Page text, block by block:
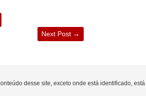
Next Post →
desse site, exceto onde está identificado,